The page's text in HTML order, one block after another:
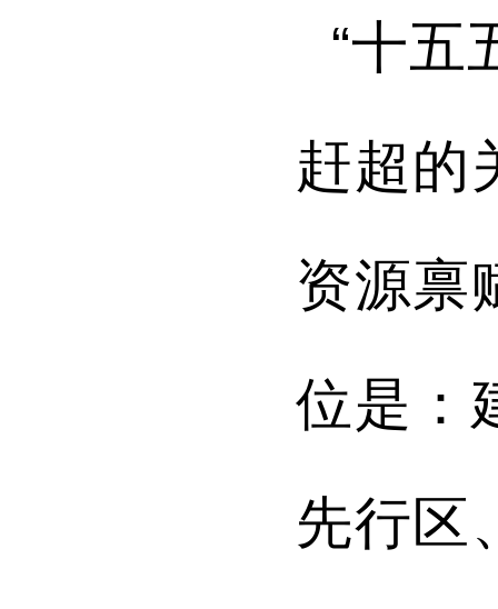
“十五
赶超的
资源禀
位是 ：
先行区